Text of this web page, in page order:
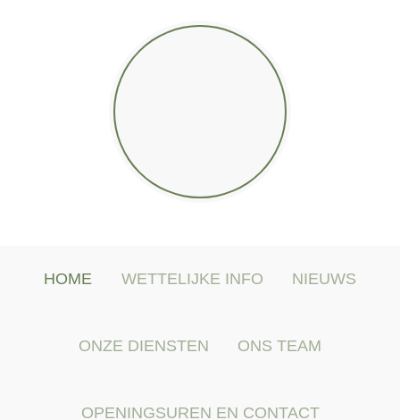
HOME WETTELIJKE INFO NIEUWS
ONZE DIENSTEN ONS TEAM
OPENINGSUREN EN CONTACT